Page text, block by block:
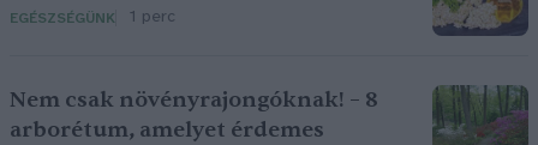
EGÉSZSÉGÜNK 1 perc
Nem csak növényrajongóknak! – 8
arborétum, amelyet érdemes